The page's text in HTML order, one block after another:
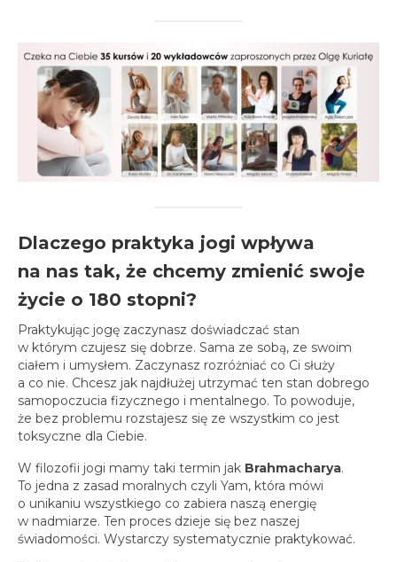
Dlaczego praktyka jogi wpływa
na nas tak, że chcemy zmienić swoje
życie o 180 stopni?
Praktykując jogę zaczynasz doświadczać stan
w którym czujesz się dobrze. Sama ze sobą, ze swoim
ciałem i umysłem. Zaczynasz rozróżniać co Ci służy
a co nie. Chcesz jak najdłużej utrzymać ten stan dobrego
samopoczucia fizycznego i mentalnego. To powoduje,
że bez problemu rozstajesz się ze wszystkim co jest
toksyczne dla Ciebie.
W filozofii jogi mamy taki termin jak Brahmacharya.
To jedna z zasad moralnych czyli Yam, która mówi
o unikaniu wszystkiego co zabiera naszą energię
w nadmiarze. Ten proces dzieje się bez naszej
świadomości. Wystarczy systematycznie praktykować.